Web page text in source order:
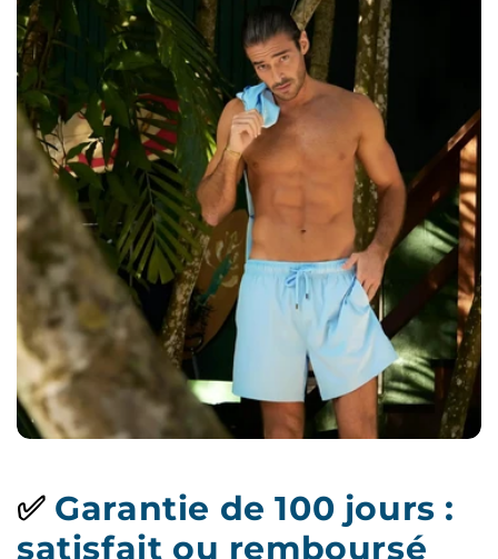
✅ Garantie de 100 jours :
satisfait ou remboursé